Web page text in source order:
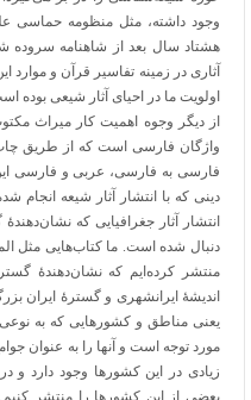
وجود داشته، مثل منظومه حماسی
هشتاد سال بعد از شاهنامه سروده
آثاری در زمینه تفاسیر قرآن و موارد
اولویت ما در احیای آثار شیعی بوده
از دیگر وجوه اهمیت کار میراث
واژگان فارسی است که از طریق
فارسی به فارسی، عربی و فارسی
دینی که با انتشار آثار شیعه انجام
انتشار آثار جغرافیایی که
دنبال شده است. ما کتاب‌هایی مثل
منتشر کرده‌ایم که نشان‌دهندۀ
اندیشۀ ایرانشهری و گسترۀ ایران
یعنی مناطق و کشورهایی که به
مورد توجه است و آنها را به عنوان
زیادی در این کشورها وجود دارد